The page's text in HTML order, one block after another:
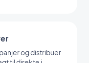
og distribuer